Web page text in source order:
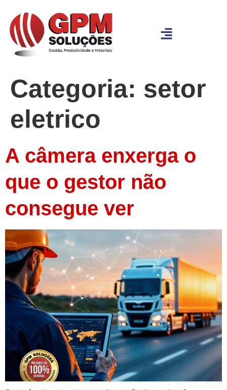
Categoria: setor
eletrico
A câmera enxerga o
que o gestor não
consegue ver